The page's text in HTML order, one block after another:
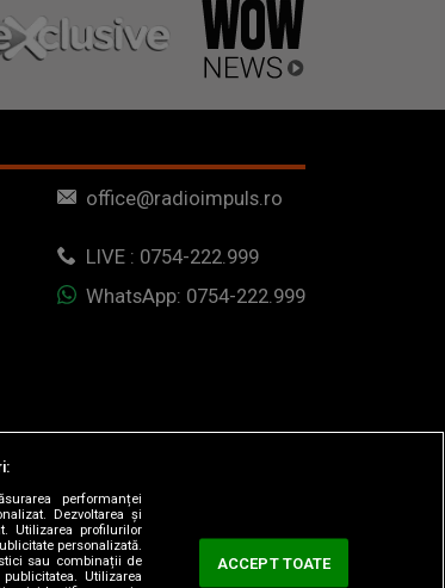
office@radioimpuls.ro
LIVE : 0754-222.999
WhatsApp: 0754-222.999
performanței
Dezvoltarea și
Utilizarea profilurilor
personalizată.
sau combinații de
Utilizarea
ACCEPT TOATE